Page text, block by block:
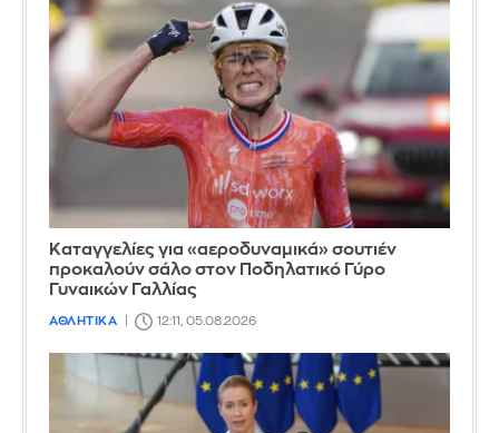
Καταγγελίες για «αεροδυναμικά» σουτιέν
προκαλούν σάλο στον Ποδηλατικό Γύρο
Γυναικών Γαλλίας
ΑΘΛΗΤΙΚΑ 12:11, 05.08.2026